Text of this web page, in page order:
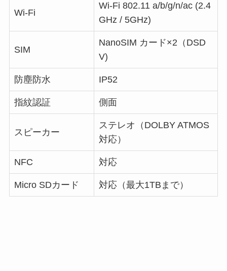
Wi-Fi
Wi-Fi 802.11 a/b/g/n/ac (2.4
GHz / 5GHz)
SIM
NanoSIM カード×2（DSD
V)
防塵防水 IP52
指紋認証 側面
スピーカー
ステレオ（DOLBY ATMOS
対応）
NFC 対応
Micro SDカード 対応（最大1TBまで）